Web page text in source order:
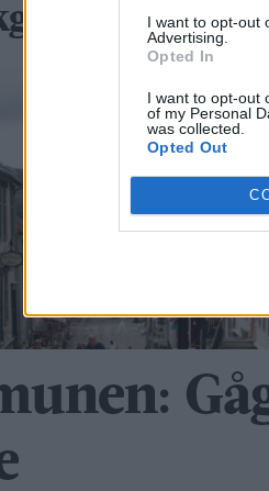
I want to opt-out
Advertising.
Opted In
I want to opt-out
of my Personal
was collected.
Opted Out